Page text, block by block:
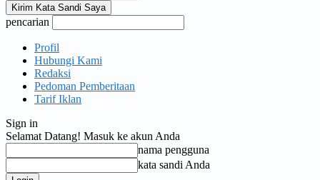
pencarian
Profil
Hubungi Kami
Redaksi
Pedoman Pemberitaan
Tarif Iklan
Sign in
Selamat Datang! Masuk ke akun Anda
nama pengguna
kata sandi Anda